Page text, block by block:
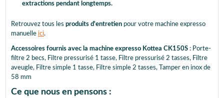
extractions pendant longtemps.
Retrouvez tous les produits d'entretien pour votre machine expresso
manuelle ici.
Accessoires fournis avec la machine expresso Kottea CK150S : Porte-
filtre 2 becs, Filtre pressurisé 1 tasse, Filtre pressurisé 2 tasses, Filtre
aveugle, Filtre simple 1 tasse, Filtre simple 2 tasses, Tamper en inox de
58 mm
Ce que nous en pensons :